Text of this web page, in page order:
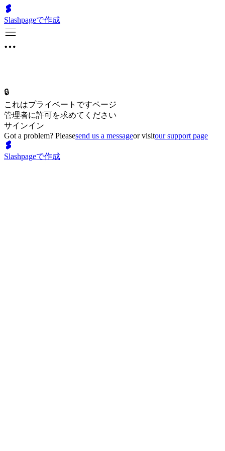
Slashpageで作成
🔒
これはプライベートですページ
管理者に許可を求めてください
サインイン
Got a problem? Pleasesend us a messageor visitour support page
Slashpageで作成